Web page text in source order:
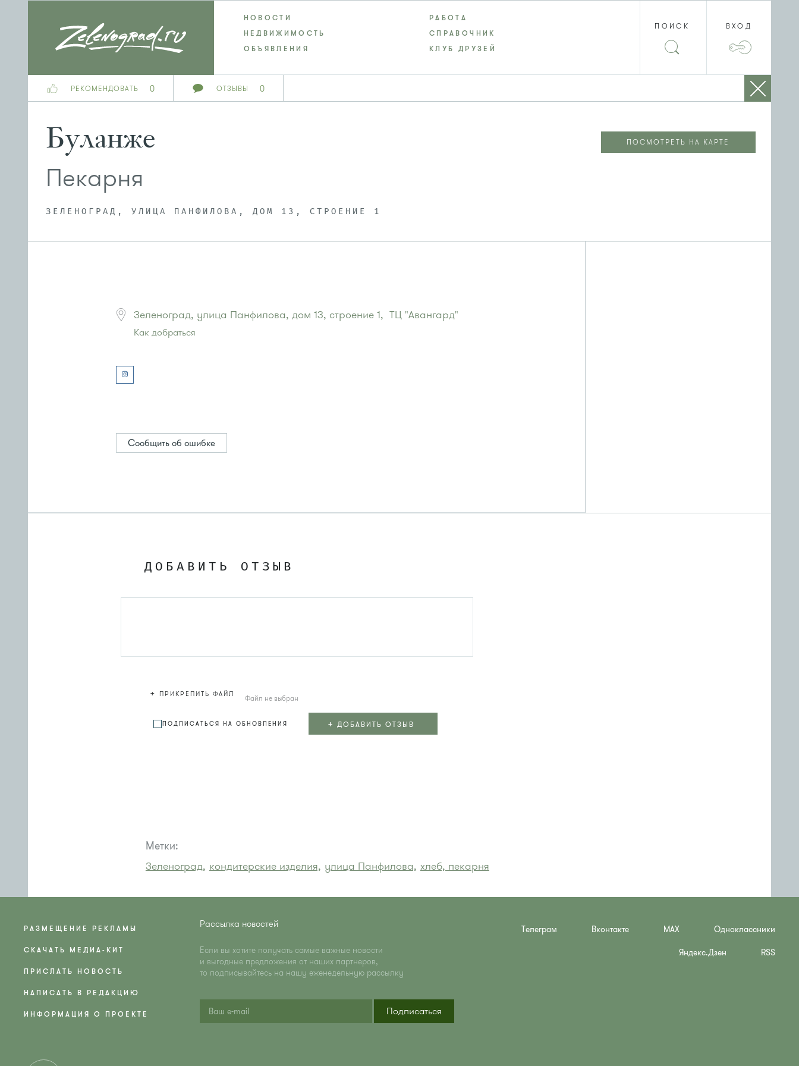
РЕКОМЕНДОВАТЬ 0 ОТЗЫВЫ 0
НОВОСТИ
РАБОТА
НЕДВИЖИМОСТЬ
СПРАВОЧНИК
ОБЪЯВЛЕНИЯ
КЛУБ ДРУЗЕЙ
ПОИСК ВХОД
Буланже
Пекарня
ЗЕЛЕНОГРАД, УЛИЦА ПАНФИЛОВА, ДОМ 13, СТРОЕНИЕ 1
ПОСМОТРЕТЬ НА КАРТЕ
Зеленоград, улица Панфилова, дом 13, строение 1,  ТЦ "Авангард"
Как добраться
Сообщить об ошибке
ДОБАВИТЬ ОТЗЫВ
+ ПРИКРЕПИТЬ ФАЙЛ Файл не выбран
ПОДПИСАТЬСЯ НА ОБНОВЛЕНИЯ + ДОБАВИТЬ ОТЗЫВ
Метки:
Зеленоград, кондитерские изделия, улица Панфилова, хлеб, пекарня
РАЗМЕЩЕНИЕ РЕКЛАМЫ
СКАЧАТЬ МЕДИА-КИТ
ПРИСЛАТЬ НОВОСТЬ
НАПИСАТЬ В РЕДАКЦИЮ
ИНФОРМАЦИЯ О ПРОЕКТЕ
Рассылка новостей
Если вы хотите получать самые важные новости
и выгодные предложения от наших партнеров,
то подписывайтесь на нашу еженедельную рассылку
Подписаться
Телеграм Вконтакте MAX Одноклассники
Яндекс.Дзен RSS